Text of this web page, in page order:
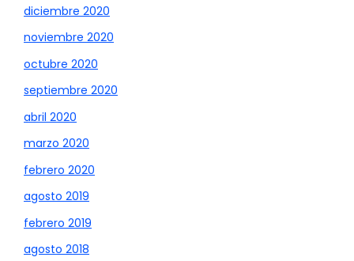
diciembre 2020
noviembre 2020
octubre 2020
septiembre 2020
abril 2020
marzo 2020
febrero 2020
agosto 2019
febrero 2019
agosto 2018